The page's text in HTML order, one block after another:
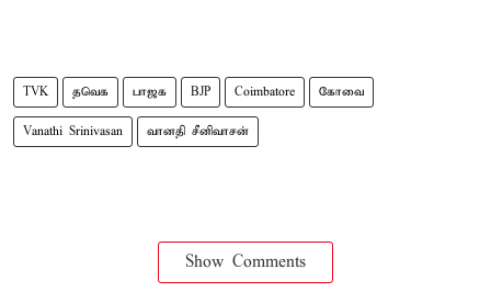
TVK தவெக பாஜக BJP Coimbatore கோவை
Vanathi Srinivasan வானதி சீனிவாசன்
Show Comments